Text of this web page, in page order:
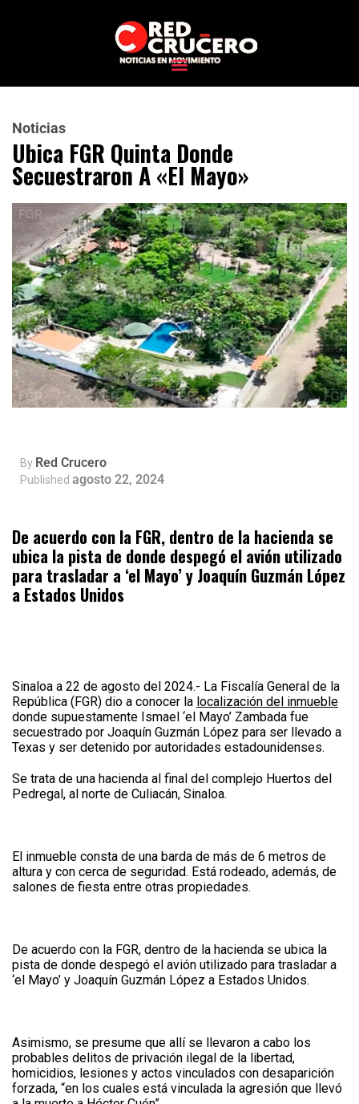
Noticias
Ubica FGR Quinta Donde
Secuestraron A «El Mayo»
By Red Crucero
Published agosto 22, 2024
De acuerdo con la FGR, dentro de la hacienda se
ubica la pista de donde despegó el avión utilizado
para trasladar a ‘el Mayo’ y Joaquín Guzmán López
a Estados Unidos
Sinaloa a 22 de agosto del 2024.- La Fiscalía General de la
República (FGR) dio a conocer la localización del inmueble
donde supuestamente Ismael ‘el Mayo’ Zambada fue
secuestrado por Joaquín Guzmán López para ser llevado a
Texas y ser detenido por autoridades estadounidenses.
Se trata de una hacienda al final del complejo Huertos del
Pedregal, al norte de Culiacán, Sinaloa.
El inmueble consta de una barda de más de 6 metros de
altura y con cerca de seguridad. Está rodeado, además, de
salones de fiesta entre otras propiedades.
De acuerdo con la FGR, dentro de la hacienda se ubica la
pista de donde despegó el avión utilizado para trasladar a
‘el Mayo’ y Joaquín Guzmán López a Estados Unidos.
Asimismo, se presume que allí se llevaron a cabo los
probables delitos de privación ilegal de la libertad,
homicidios, lesiones y actos vinculados con desaparición
forzada, “en los cuales está vinculada la agresión que llevó